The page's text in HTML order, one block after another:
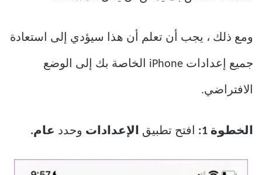
ومع ذلك ، يجب أن تعلم أن هذا سيؤدي إلى استعادة
جميع إعدادات iPhone الخاصة بك إلى الوضع
الافتراضي.
الخطوة 1: افتح تطبيق الإعدادات وحدد عام.